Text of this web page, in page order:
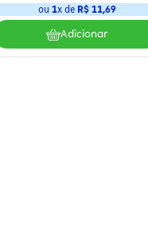
ou 1x de R$ 11,69
Adicionar